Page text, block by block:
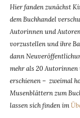
Hier fanden zunächst
dem Buchhandel
Autorinnen und
vorzustellen und ihre
dann
mehr als 20 Autorinnen
erschienen – zweimal
Musenblättern zum
lassen sich finden im